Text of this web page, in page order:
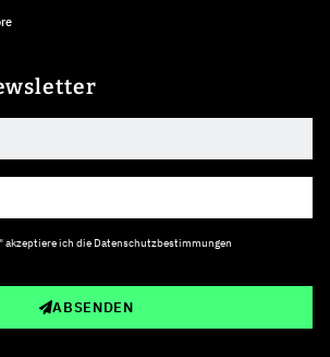
akzeptiere ich die Datenschutzbestimmungen
ABSENDEN